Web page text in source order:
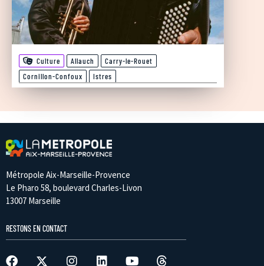
Culture Allauch
Carry-le-Rouet
Cornillon-Confoux
Istres
Métropole Aix-Marseille-Provence
Le Pharo 58, boulevard Charles-Livon
13007 Marseille
RESTONS EN CONTACT